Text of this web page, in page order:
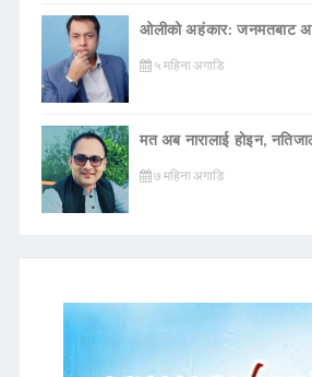
ओलीको अहंकार: जनमतबाट
५ महिना अगाडि
मत अब नारालाई होइन,
७ महिना अगाडि